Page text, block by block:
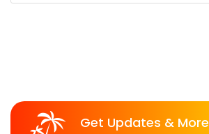
Get Updates & More